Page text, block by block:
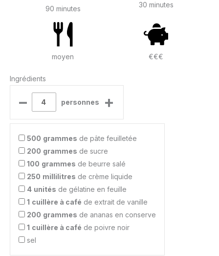
90 minutes 30 minutes
moyen €€€
Ingrédients
– personnes +
500 grammes de pâte feuilletée
200 grammes de sucre
100 grammes de beurre salé
250 millilitres de crème liquide
4 unités de gélatine en feuille
1 cuillère à café de extrait de vanille
200 grammes de ananas en conserve
1 cuillère à café de poivre noir
sel